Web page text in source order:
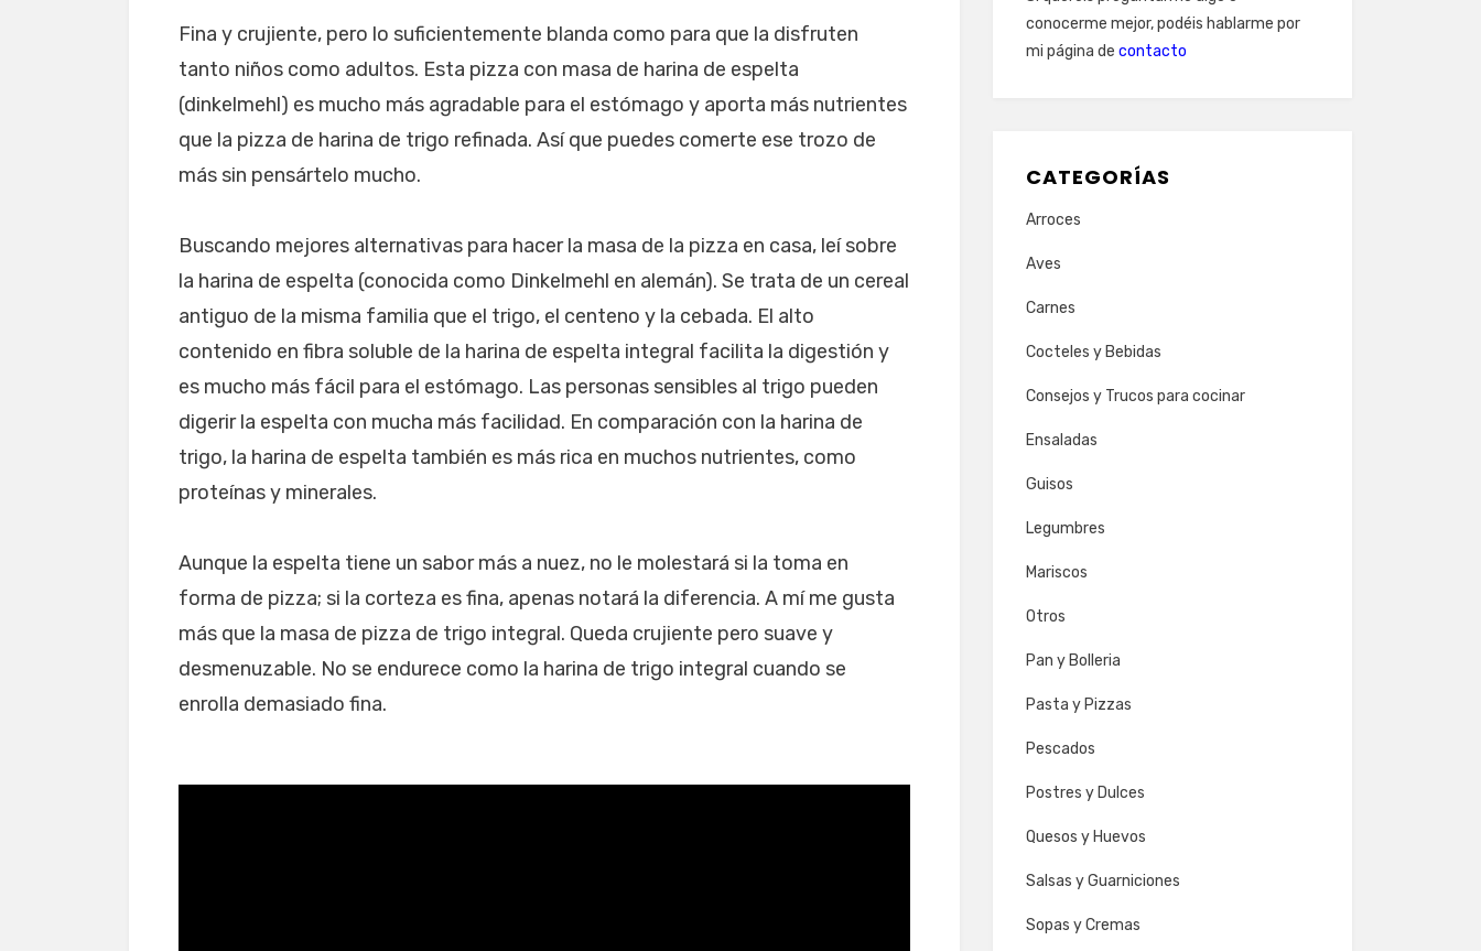
Fina y crujiente, pero lo suficientemente blanda como para que la disfruten
tanto niños como adultos. Esta pizza con masa de harina de espelta
(dinkelmehl) es mucho más agradable para el estómago y aporta más nutrientes
que la pizza de harina de trigo refinada. Así que puedes comerte ese trozo de
más sin pensártelo mucho.
Buscando mejores alternativas para hacer la masa de la pizza en casa, leí sobre
la harina de espelta (conocida como Dinkelmehl en alemán). Se trata de un cereal
antiguo de la misma familia que el trigo, el centeno y la cebada. El alto
contenido en fibra soluble de la harina de espelta integral facilita la digestión y
es mucho más fácil para el estómago. Las personas sensibles al trigo pueden
digerir la espelta con mucha más facilidad. En comparación con la harina de
trigo, la harina de espelta también es más rica en muchos nutrientes, como
proteínas y minerales.
Aunque la espelta tiene un sabor más a nuez, no le molestará si la toma en
forma de pizza; si la corteza es fina, apenas notará la diferencia. A mí me gusta
más que la masa de pizza de trigo integral. Queda crujiente pero suave y
desmenuzable. No se endurece como la harina de trigo integral cuando se
enrolla demasiado fina.
conocerme mejor, podéis hablarme por
mi página de contacto
CATEGORÍAS
Arroces
Aves
Carnes
Cocteles y Bebidas
Consejos y Trucos para cocinar
Ensaladas
Guisos
Legumbres
Mariscos
Otros
Pan y Bolleria
Pasta y Pizzas
Pescados
Postres y Dulces
Quesos y Huevos
Salsas y Guarniciones
Sopas y Cremas